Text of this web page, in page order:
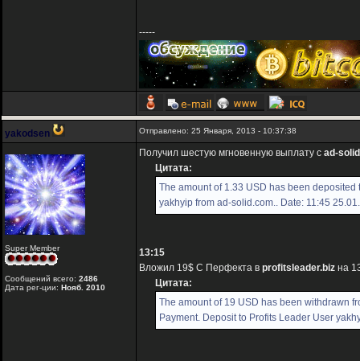
-----
yakodsen Отправлено: 25 Января, 2013 - 10:37:38
Super Member
Сообщений всего: 2486
Дата рег-ции: Нояб. 2010
Получил шестую мгновенную выплату с ad-
Цитата:
The amount of 1.33 USD has been
yakhyip from ad-solid.com.. Date: 11:45
13:15
Вложил 19$ С Перфекта в profitsleader.biz на
Цитата:
The amount of 19 USD has been withdrawn
Payment. Deposit to Profits Leader User